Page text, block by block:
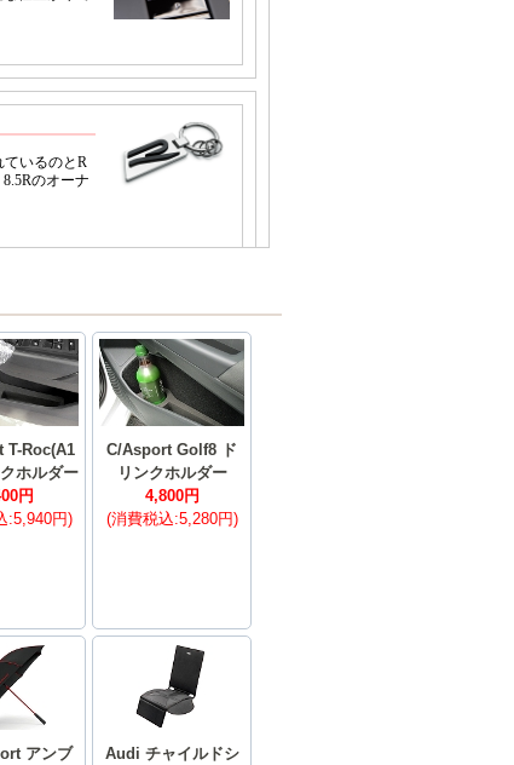
T-Roc(A1
ホルダー
円
:5,940円)
C/Asport Golf8 ド
リンクホルダー
4,800円
(消費税込:5,280円)
アンブ
Audi チャイルドシ